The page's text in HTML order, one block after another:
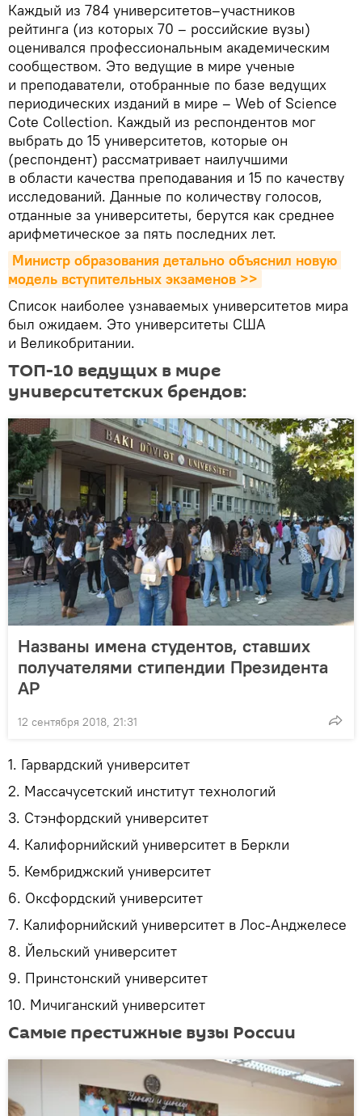
Каждый из 784 университетов–участников
рейтинга (из которых 70 – российские вузы)
оценивался профессиональным академическим
сообществом. Это ведущие в мире ученые
и преподаватели, отобранные по базе ведущих
периодических изданий в мире – Web of Science
Cote Collection. Каждый из респондентов мог
выбрать до 15 университетов, которые он
(респондент) рассматривает наилучшими
в области качества преподавания и 15 по качеству
исследований. Данные по количеству голосов,
отданные за университеты, берутся как среднее
арифметическое за пять последних лет.
Министр образования детально объяснил новую
модель вступительных экзаменов >>
Список наиболее узнаваемых университетов мира
был ожидаем. Это университеты США
и Великобритании.
ТОП-10 ведущих в мире
университетских брендов:
Названы имена студентов, ставших
получателями стипендии Президента
АР
12 сентября 2018, 21:31
1. Гарвардский университет
2. Массачусетский институт технологий
3. Стэнфордский университет
4. Калифорнийский университет в Беркли
5. Кембриджский университет
6. Оксфордский университет
7. Калифорнийский университет в Лос-Анджелесе
8. Йельский университет
9. Принстонский университет
10. Мичиганский университет
Самые престижные вузы России